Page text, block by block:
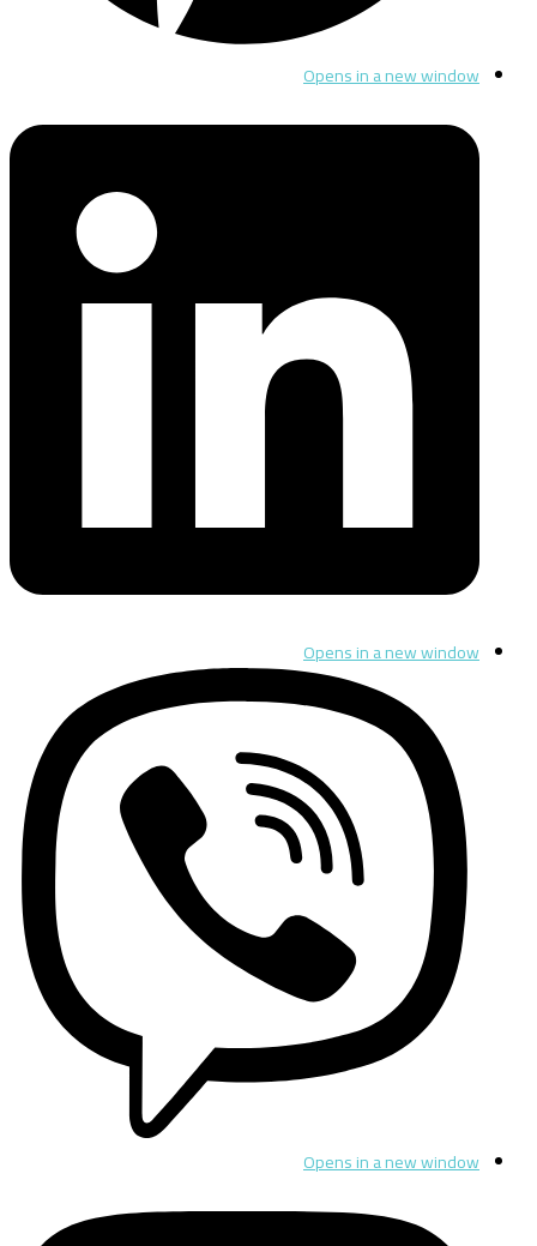
Opens in a new window
Opens in a new window
Opens in a new window